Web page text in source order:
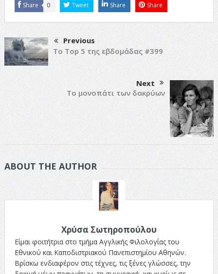
Share 0 Tweet Share Share
Previous
Το Top 5 της εβδομάδας #399
Next
Το μονοπάτι των δακρύων
ABOUT THE AUTHOR
Χρύσα Σωτηροπούλου
Είμαι φοιτήτρια στο τμήμα Αγγλικής Φιλολογίας του
Εθνικού και Καποδιστριακού Πανεπιστημίου Αθηνών.
Βρίσκω ενδιαφέρον στις τέχνες, τις ξένες γλώσσες, την